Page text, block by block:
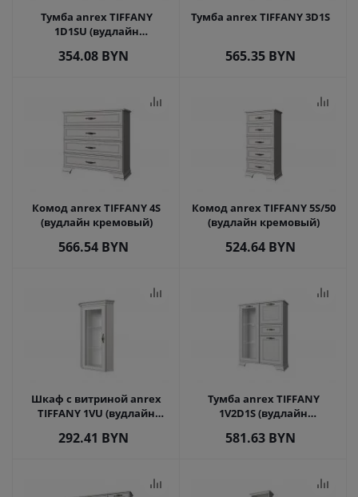
Тумба anrex TIFFANY
1D1SU (вудлайн
354.08 BYN
Тумба anrex TIFFANY 3D1S
565.35 BYN
Комод anrex TIFFANY 4S
(вудлайн кремовый)
566.54 BYN
Комод anrex TIFFANY 5S/50
(вудлайн кремовый)
524.64 BYN
Шкаф с витриной anrex
TIFFANY 1VU (вудлайн
292.41 BYN
Тумба anrex TIFFANY
1V2D1S (вудлайн
581.63 BYN